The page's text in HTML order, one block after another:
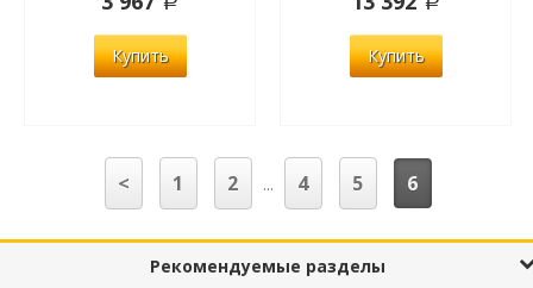
Купить Купить
< 1 2 ... 4 5 6
Рекомендуемые разделы